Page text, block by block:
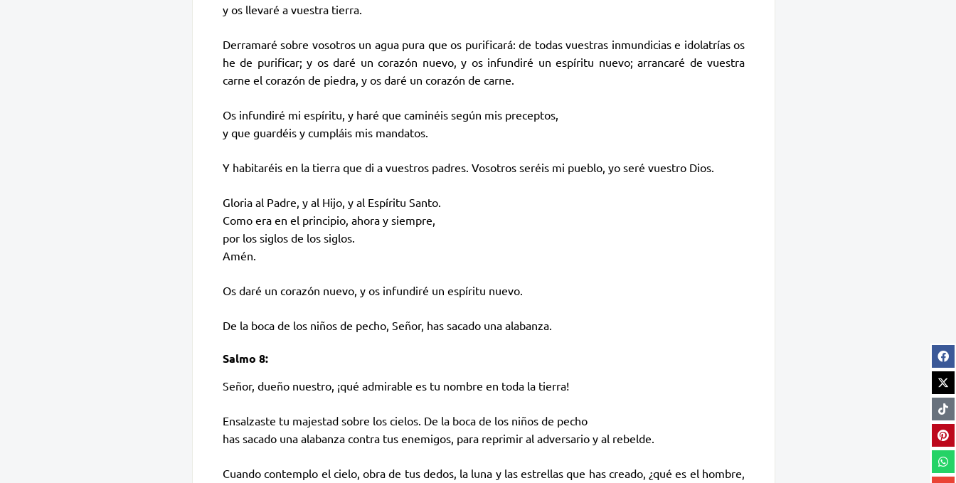
y os llevaré a vuestra tierra.
Derramaré sobre vosotros un agua pura que os purificará: de todas vuestras inmundicias e idolatrías os
he de purificar; y os daré un corazón nuevo, y os infundiré un espíritu nuevo; arrancaré de vuestra
carne el corazón de piedra, y os daré un corazón de carne.
Os infundiré mi espíritu, y haré que caminéis según mis preceptos,
y que guardéis y cumpláis mis mandatos.
Y habitaréis en la tierra que di a vuestros padres. Vosotros seréis mi pueblo, yo seré vuestro Dios.
Gloria al Padre, y al Hijo, y al Espíritu Santo.
Como era en el principio, ahora y siempre,
por los siglos de los siglos.
Amén.
Os daré un corazón nuevo, y os infundiré un espíritu nuevo.
De la boca de los niños de pecho, Señor, has sacado una alabanza.
Salmo 8:
Señor, dueño nuestro, ¡qué admirable es tu nombre en toda la tierra!
Ensalzaste tu majestad sobre los cielos. De la boca de los niños de pecho
has sacado una alabanza contra tus enemigos, para reprimir al adversario y al rebelde.
Cuando contemplo el cielo, obra de tus dedos, la luna y las estrellas que has creado, ¿qué es el hombre,